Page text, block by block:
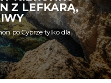
Z LEFKARĄ,
po Cyprze tylko dla